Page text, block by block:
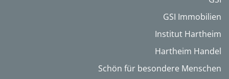
GSI Immobilien
Institut Hartheim
Hartheim Handel
Schön für besondere Menschen